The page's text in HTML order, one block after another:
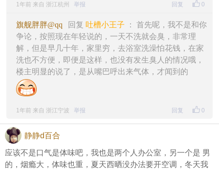
0
1年前 来自 浙江杭州 举报 回复
旗舰胖胖@qq 回复 吐槽小王子 ： 首先呢，我不是和你
争论，按照现在年轻说的，一天不洗就会臭，非常理
解，但是早几十年，家里穷，去浴室洗澡怕花钱，在家
洗也不方便，即便是这样，也没有发生臭人的情况哦，
楼主明显的说了，是从嘴巴呼出来气体，才闻到的
0
1年前 来自 浙江宁波 举报 回复
静静d百合
应该不是口气是体味吧，我也是两个人办公室，另一个是 男
的，烟瘾大，体味也重，夏天西晒没办法要开空调，冬天我